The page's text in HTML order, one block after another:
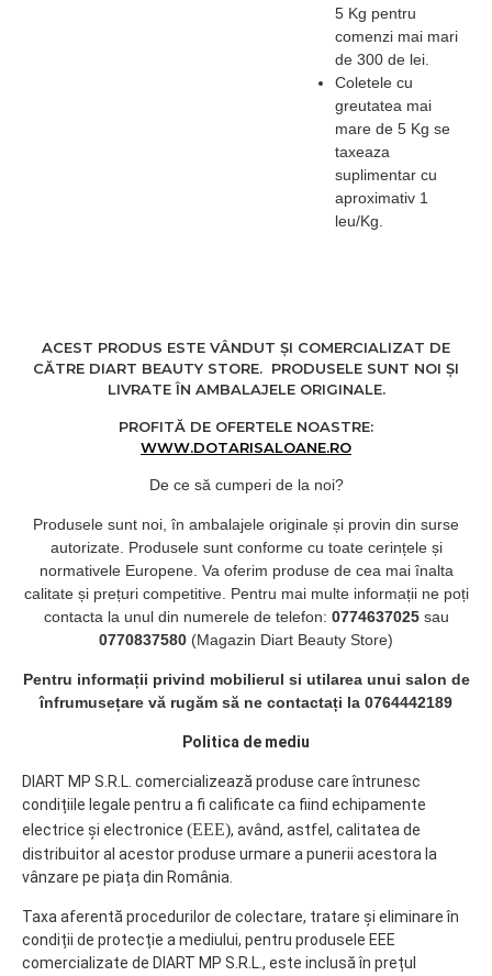
zona afectata cu un
NU FACETI DUS! Nu
contine colorant, arome
de origine animala. Este
produsa din materiale de
baza conforme cu
pielea curata, fara rani
deschise. A se evita
contactul cu ochii. A se
suprafata mai mica a
indemana copiilor. A nu
insarcinate sau care sunt
in perioada de alaptare!
Gramaj: 1000g.
5 Kg pentru
comenzi mai mari
de 300 de lei.
Coletele cu
greutatea mai
mare de 5 Kg se
taxeaza
suplimentar cu
aproximativ 1
leu/Kg.
ACEST PRODUS ESTE VÂNDUT ȘI COMERCIALIZAT DE
CĂTRE DIART BEAUTY STORE. PRODUSELE SUNT NOI ȘI
LIVRATE ÎN AMBALAJELE ORIGINALE.
PROFITĂ DE OFERTELE NOASTRE:
WWW.DOTARISALOANE.RO
De ce să cumperi de la noi?
Produsele sunt noi, în ambalajele originale și provin din surse
autorizate. Produsele sunt conforme cu toate cerințele și
normativele Europene. Va oferim produse de cea mai înalta
calitate și prețuri competitive. Pentru mai multe informații ne poți
contacta la unul din numerele de telefon: 0774637025 sau
0770837580 (Magazin Diart Beauty Store)
Pentru informații privind mobilierul si utilarea unui salon de
înfrumusețare vă rugăm să ne contactați la 0764442189
Politica de mediu
DIART MP S.R.L. comercializează produse care întrunesc
condițiile legale pentru a fi calificate ca fiind echipamente
electrice și electronice (EEE), având, astfel, calitatea de
distribuitor al acestor produse urmare a punerii acestora la
vânzare pe piața din România.
Taxa aferentă procedurilor de colectare, tratare și eliminare în
condiții de protecție a mediului, pentru produsele EEE
comercializate de DIART MP S.R.L., este inclusă în prețul